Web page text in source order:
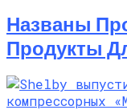
Названы
Продукты